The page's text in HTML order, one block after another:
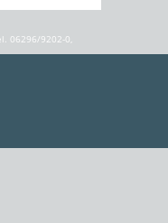
06296/9202-0,